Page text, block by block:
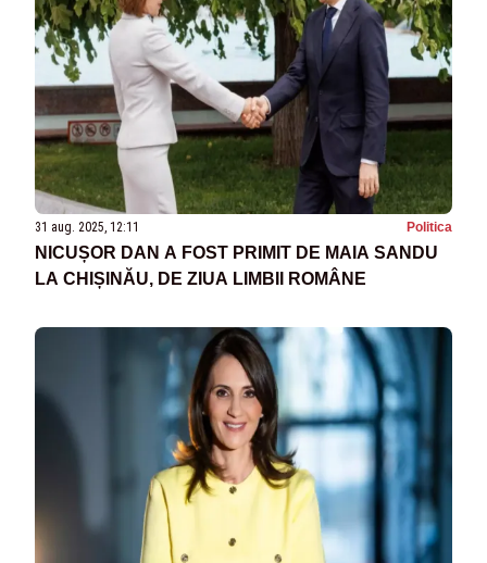
31 aug. 2025, 12:11 Politica
NICUȘOR DAN A FOST PRIMIT DE MAIA SANDU
LA CHIȘINĂU, DE ZIUA LIMBII ROMÂNE